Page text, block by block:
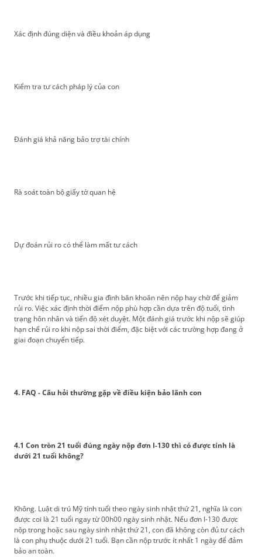
Xác định đúng diện và điều khoản áp dụng
Kiểm tra tư cách pháp lý của con
Đánh giá khả năng bảo trợ tài chính
Rà soát toàn bộ giấy tờ quan hệ
Dự đoán rủi ro có thể làm mất tư cách
Trước khi tiếp tục, nhiều gia đình băn khoăn nên nộp hay chờ để giảm
rủi ro. Việc xác định thời điểm nộp phù hợp cần dựa trên độ tuổi, tình
trạng hôn nhân và tiến độ xét duyệt. Một đánh giá trước khi nộp sẽ giúp
hạn chế rủi ro khi nộp sai thời điểm, đặc biệt với các trường hợp đang ở
giai đoạn chuyển tiếp.
4. FAQ - Câu hỏi thường gặp về điều kiện bảo lãnh con
4.1 Con tròn 21 tuổi đúng ngày nộp đơn I-130 thì có được tính là
dưới 21 tuổi không?
Không. Luật di trú Mỹ tính tuổi theo ngày sinh nhật thứ 21, nghĩa là con
được coi là 21 tuổi ngay từ 00h00 ngày sinh nhật. Nếu đơn I-130 được
nộp trong hoặc sau ngày sinh nhật thứ 21, con đã không còn đủ tư cách
là con phụ thuộc dưới 21 tuổi. Bạn cần nộp trước ít nhất 1 ngày để đảm
bảo an toàn.